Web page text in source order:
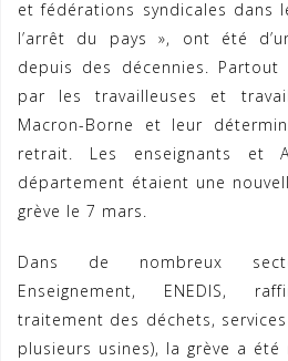
et fédérations syndicales dans
l’arrêt du pays », ont été
depuis des décennies. Partout
par les travailleuses et
Macron-Borne et leur
retrait. Les enseignants et
département étaient une
grève le 7 mars.
Dans de nombreux
Enseignement, ENEDIS,
traitement des déchets,
plusieurs usines), la grève a